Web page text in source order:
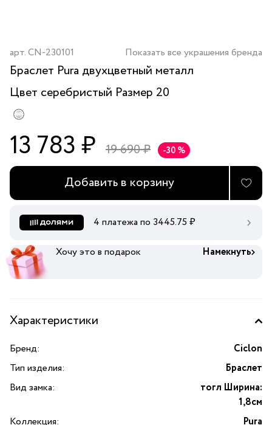
арт.CN-230101 Показать все украшения бренда
Браслет Pura двухцветный металл
Цвет серебристый Размер 20
13 783 ₽ 19 690 ₽ -30 %
Добавить в корзину
4 платежа по 3445.75 ₽
Хочу это в подарок Намекнуть
Характеристики
Бренд:
Ciclon
Тип изделия:
Браслет
Вид замка:
тогл Ширина:
1,8см
Коллекция:
Pura